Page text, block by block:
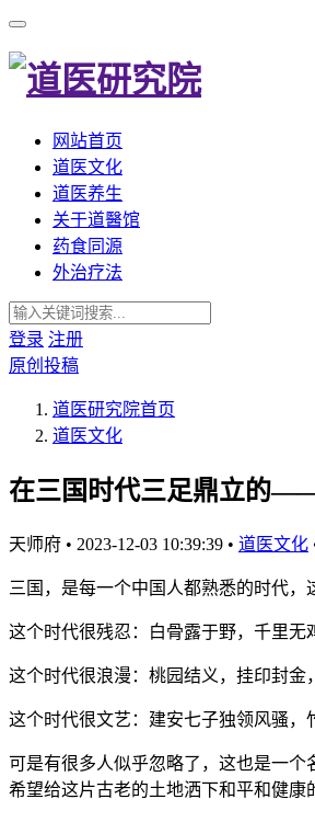
网站首页
道医文化
道医养生
关于道醫馆
药食同源
外治疗法
登录 注册
原创投稿
道医研究院首页
道医文化
在三国时代三足鼎立的
天师府 • 2023-12-03 10:39:39 • 道医文化
三国，是每一个中国人都熟悉的时代，
这个时代很残忍：白骨露于野，千里无
这个时代很浪漫：桃园结义，挂印封金
这个时代很文艺：建安七子独领风骚，
可是有很多人似乎忽略了，这也是一
希望给这片古老的土地洒下和平和健康